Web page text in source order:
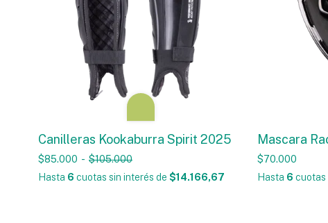
Canilleras Kookaburra Spirit 2025
$85.000 - $105.000
Hasta 6 cuotas sin interés de $14.166,67
Mascara
$70.000
Hasta 6 cuotas